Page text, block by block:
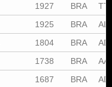
1927 BRA
1925 BRA
1804 BRA
1738 BRA
1687 BRA